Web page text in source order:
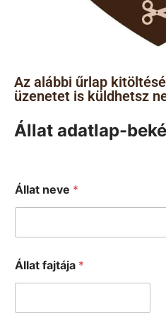
Az alábbi űrlap
üzenetet is küldhetsz
Állat adatlap-
Állat neve *
é
s
s
ü
Állat fajtája *